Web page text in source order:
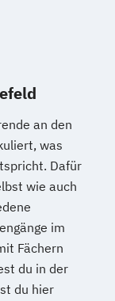
an den
was
Dafür
wie auch
im
Fächern
du in der
du hier